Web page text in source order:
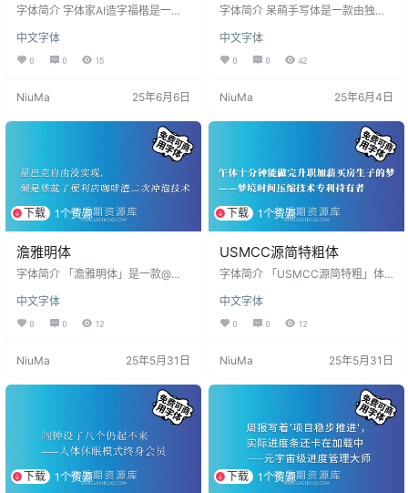
字体简介 字体家AI造字福楷是一款
字体，笔画柔和端正，没有棱角，
不似印刷字体一般冰冷坚硬的免费
可商用字体。 安装后在PS、AI、wo
名字「字体家AI造字福楷」，字体安
许可 根据作者发布字体页面的声
明，这款字体完全免费公开，个人
和企业都可以免费使用本款字体，
包含商业用途，但禁止用于违法用
途。 参考资料…
中文字体
0 0 15
NiuMa 25年6月6日
字体简介 呆萌手写体是一款由独立
en Font License 1.1协议永久开源的
中文手写字体，面向全社会开放免
费商用授权。 当前Version 1.00版本
业设计、文创产品、网络传播等多
更新。 呆萌手写体保留自然书写的
温度感：圆润造型与稚拙的笔划结
构相映成趣，通过灵动的连笔转折
与适度的墨迹留痕…
中文字体
0 0 42
NiuMa 25年6月4日
下载 1个资源
澹雅明体
字体简介 「澹雅明体」是一款@新
精神更和谐的免费商用字体。名片
的方寸之间，见惯标准简体，是否
早已产生了视觉疲劳？用一用传承
清流。 澹雅明体与一点明体的不同
雅明体把一点明体的笔画进行加
粗，使明体字形更有精神，看上去
更和谐。 澹雅明体分为三个样式，
分别为澹雅明体ABC三款。“澹雅明
体A”可用于单位名称，“澹雅明体…
中文字体
0 0 12
NiuMa 25年5月31日
下载 1个资源
USMCC源简特粗体
字体简介 「USMCC源简特粗」体
新字体，适用于标题等场所的免费
可商用字体，可以较为和谐的和原
有思源字重配合。 安装后在PS、A
可搜索名字「USMCCyuanjiantec
击查看 版权许可 根据作者发布字体
页面的声明，这款字体完全免费公
开，个人和企业都可以免费使用本
款字体，包含商业用途，但禁止用
于违法…
中文字体
0 0 12
NiuMa 25年5月31日
下载 1个资源 下载 1个资源